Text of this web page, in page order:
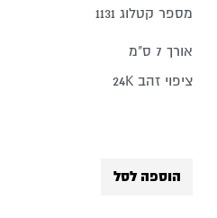
מספר קטלוג 1131
אורך 7 ס"מ
ציפוי זהב 24K
הוספה לסל